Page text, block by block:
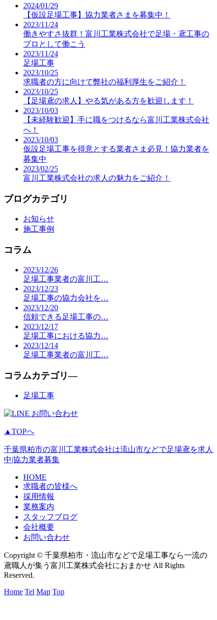
2024/01/29
【仮設足場工事】協力業者さまを募集中！
2023/11/24
働きやすさ抜群！富川工業株式会社で足場・鳶工事の
プロとして働こう
2023/11/24
足場工事
2023/10/25
求職者の方に向けて弊社の福利厚生をご紹介！
2023/10/25
【足場鳶の求人】やる気がある方を歓迎します！
2023/10/03
【未経験歓迎】手に職をつけるなら富川工業株式会社
へ！
2023/10/03
仮設足場工事を得意とする業者さま必見！協力業者を
募集中
2023/02/25
富川工業株式会社の求人の魅力をご紹介！
ブログカテゴリ
お知らせ
施工事例
コラム
2023/12/26
足場工事業者の富川工…
2023/12/23
足場工事の協力会社を…
2023/12/20
信頼できる足場工事の…
2023/12/17
足場工事における協力…
2023/12/14
足場工事業者の富川工…
コラムカテゴリ―
足場工事
▲TOPへ
千葉県柏市の富川工業株式会社は流山市などで足場鳶を求人
中|協力業者募集
HOME
求職者の皆様へ
採用情報
業務案内
スタッフブログ
会社概要
お問い合わせ
Copyright © 千葉県柏市・流山市などで足場工事なら一流の
鳶職人が集う富川工業株式会社におまかせ All Rights
Reserved.
Home Tel Map Top